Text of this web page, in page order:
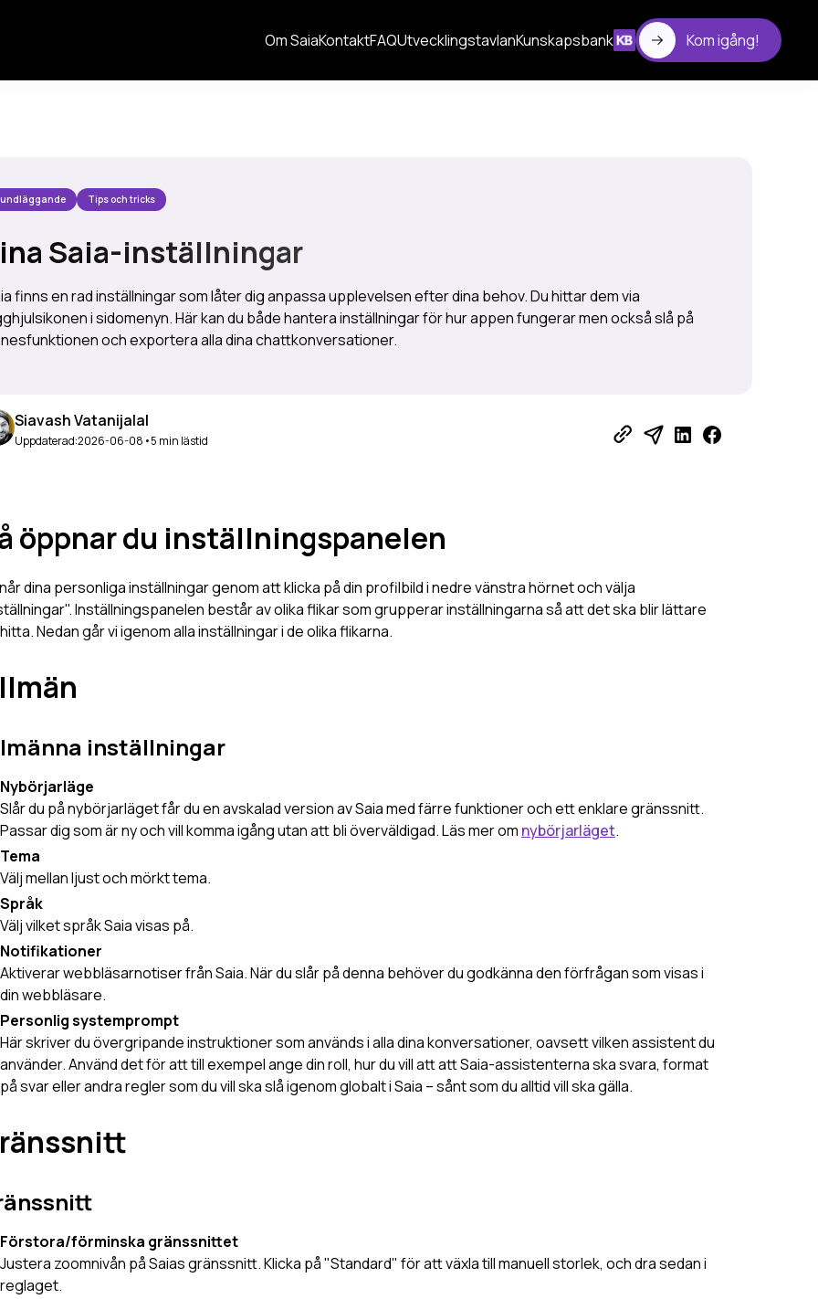
Om SaiaKontaktFAQUtvecklingstavlanKunskapsbank Kom igång!
Tips och tricks
Saia-inställningar
finns en rad inställningar som låter dig anpassa upplevelsen efter dina behov. Du hittar dem via
i sidomenyn. Här kan du både hantera inställningar för hur appen fungerar men också slå på
och exportera alla dina chattkonversationer.
Siavash Vatanijalal
Uppdaterad:2026-06-08 •5 min lästid
öppnar du inställningspanelen
dina personliga inställningar genom att klicka på din profilbild i nedre vänstra hörnet och välja
Inställningspanelen består av olika flikar som grupperar inställningarna så att det ska blir lättare
Nedan går vi igenom alla inställningar i de olika flikarna.
inställningar
Nybörjarläge
Slår du på nybörjarläget får du en avskalad version av Saia med färre funktioner och ett enklare gränssnitt.
Passar dig som är ny och vill komma igång utan att bli överväldigad. Läs mer om nybörjarläget.
Tema
Välj mellan ljust och mörkt tema.
Språk
Välj vilket språk Saia visas på.
Notifikationer
Aktiverar webbläsarnotiser från Saia. När du slår på denna behöver du godkänna den förfrågan som visas i
din webbläsare.
Personlig systemprompt
Här skriver du övergripande instruktioner som används i alla dina konversationer, oavsett vilken assistent du
använder. Använd det för att till exempel ange din roll, hur du vill att att Saia-assistenterna ska svara, format
på svar eller andra regler som du vill ska slå igenom globalt i Saia – sånt som du alltid vill ska gälla.
Förstora/förminska gränssnittet
Justera zoomnivån på Saias gränssnitt. Klicka på "Standard" för att växla till manuell storlek, och dra sedan i
reglaget.